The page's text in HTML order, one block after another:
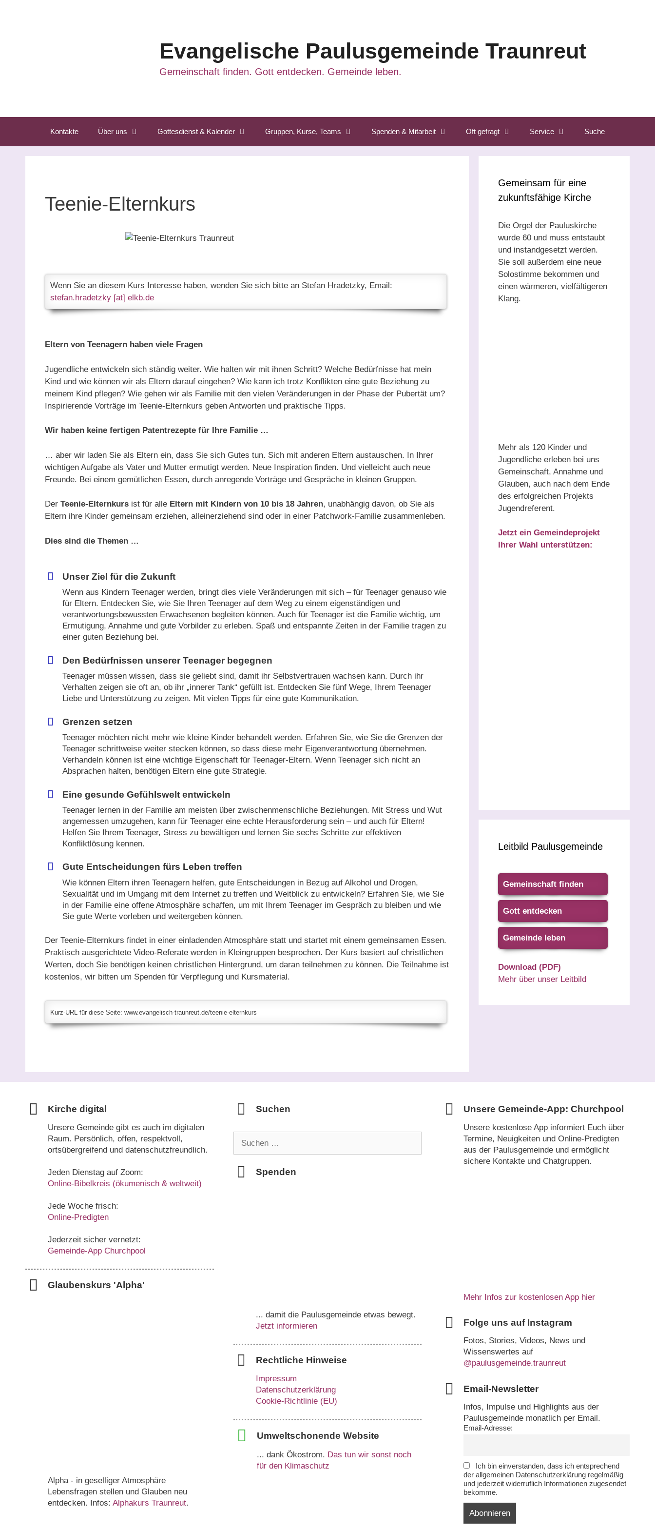
Evangelische Paulusgemeinde Traunreut
Gemeinschaft finden. Gott entdecken. Gemeinde leben.
Kontakte Über uns Gottesdienst & Kalender Gruppen, Kurse, Teams Spenden & Mitarbeit Oft gefragt Service Suche
Teenie-Elternkurs
Wenn Sie an diesem Kurs Interesse haben, wenden Sie sich bitte an Stefan Hradetzky, Email:
stefan.hradetzky [at] elkb.de
Eltern von Teenagern haben viele Fragen
Jugendliche entwickeln sich ständig weiter. Wie halten wir mit ihnen Schritt? Welche Bedürfnisse hat mein
Kind und wie können wir als Eltern darauf eingehen? Wie kann ich trotz Konflikten eine gute Beziehung zu
meinem Kind pflegen? Wie gehen wir als Familie mit den vielen Veränderungen in der Phase der Pubertät um?
Inspirierende Vorträge im Teenie-Elternkurs geben Antworten und praktische Tipps.
Wir haben keine fertigen Patentrezepte für Ihre Familie …
… aber wir laden Sie als Eltern ein, dass Sie sich Gutes tun. Sich mit anderen Eltern austauschen. In Ihrer
wichtigen Aufgabe als Vater und Mutter ermutigt werden. Neue Inspiration finden. Und vielleicht auch neue
Freunde. Bei einem gemütlichen Essen, durch anregende Vorträge und Gespräche in kleinen Gruppen.
Der Teenie-Elternkurs ist für alle Eltern mit Kindern von 10 bis 18 Jahren, unabhängig davon, ob Sie als
Eltern ihre Kinder gemeinsam erziehen, alleinerziehend sind oder in einer Patchwork-Familie zusammenleben.
Dies sind die Themen …
Unser Ziel für die Zukunft
Wenn aus Kindern Teenager werden, bringt dies viele Veränderungen mit sich – für Teenager genauso wie
für Eltern. Entdecken Sie, wie Sie Ihren Teenager auf dem Weg zu einem eigenständigen und
verantwortungsbewussten Erwachsenen begleiten können. Auch für Teenager ist die Familie wichtig, um
Ermutigung, Annahme und gute Vorbilder zu erleben. Spaß und entspannte Zeiten in der Familie tragen zu
einer guten Beziehung bei.
Den Bedürfnissen unserer Teenager begegnen
Teenager müssen wissen, dass sie geliebt sind, damit ihr Selbstvertrauen wachsen kann. Durch ihr
Verhalten zeigen sie oft an, ob ihr „innerer Tank“ gefüllt ist. Entdecken Sie fünf Wege, Ihrem Teenager
Liebe und Unterstützung zu zeigen. Mit vielen Tipps für eine gute Kommunikation.
Grenzen setzen
Teenager möchten nicht mehr wie kleine Kinder behandelt werden. Erfahren Sie, wie Sie die Grenzen der
Teenager schrittweise weiter stecken können, so dass diese mehr Eigenverantwortung übernehmen.
Verhandeln können ist eine wichtige Eigenschaft für Teenager-Eltern. Wenn Teenager sich nicht an
Absprachen halten, benötigen Eltern eine gute Strategie.
Eine gesunde Gefühlswelt entwickeln
Teenager lernen in der Familie am meisten über zwischenmenschliche Beziehungen. Mit Stress und Wut
angemessen umzugehen, kann für Teenager eine echte Herausforderung sein – und auch für Eltern!
Helfen Sie Ihrem Teenager, Stress zu bewältigen und lernen Sie sechs Schritte zur effektiven
Konfliktlösung kennen.
Gute Entscheidungen fürs Leben treffen
Wie können Eltern ihren Teenagern helfen, gute Entscheidungen in Bezug auf Alkohol und Drogen,
Sexualität und im Umgang mit dem Internet zu treffen und Weitblick zu entwickeln? Erfahren Sie, wie Sie
in der Familie eine offene Atmosphäre schaffen, um mit Ihrem Teenager im Gespräch zu bleiben und wie
Sie gute Werte vorleben und weitergeben können.
Der Teenie-Elternkurs findet in einer einladenden Atmosphäre statt und startet mit einem gemeinsamen Essen.
Praktisch ausgerichtete Video-Referate werden in Kleingruppen besprochen. Der Kurs basiert auf christlichen
Werten, doch Sie benötigen keinen christlichen Hintergrund, um daran teilnehmen zu können. Die Teilnahme ist
kostenlos, wir bitten um Spenden für Verpflegung und Kursmaterial.
Kurz-URL für diese Seite: www.evangelisch-traunreut.de/teenie-elternkurs
Gemeinsam für eine
zukunftsfähige Kirche
Die Orgel der Pauluskirche
wurde 60 und muss entstaubt
und instandgesetzt werden.
Sie soll außerdem eine neue
Solostimme bekommen und
einen wärmeren, vielfältigeren
Klang.
Mehr als 120 Kinder und
Jugendliche erleben bei uns
Gemeinschaft, Annahme und
Glauben, auch nach dem Ende
des erfolgreichen Projekts
Jugendreferent.
Jetzt ein Gemeindeprojekt
Ihrer Wahl unterstützen:
Leitbild Paulusgemeinde
Gemeinschaft finden
Gott entdecken
Gemeinde leben
Download (PDF)
Mehr über unser Leitbild
Kirche digital
Unsere Gemeinde gibt es auch im digitalen
Raum. Persönlich, offen, respektvoll,
ortsübergreifend und datenschutzfreundlich.
Jeden Dienstag auf Zoom:
Online-Bibelkreis (ökumenisch & weltweit)
Jede Woche frisch:
Online-Predigten
Jederzeit sicher vernetzt:
Gemeinde-App Churchpool
Glaubenskurs 'Alpha'
Alpha - in geselliger Atmosphäre
Lebensfragen stellen und Glauben neu
entdecken. Infos: Alphakurs Traunreut.
Suchen
Spenden
... damit die Paulusgemeinde etwas bewegt.
Jetzt informieren
Rechtliche Hinweise
Impressum
Datenschutzerklärung
Cookie-Richtlinie (EU)
Umweltschonende Website
... dank Ökostrom. Das tun wir sonst noch
für den Klimaschutz
Unsere Gemeinde-App: Churchpool
Unsere kostenlose App informiert Euch über
Termine, Neuigkeiten und Online-Predigten
aus der Paulusgemeinde und ermöglicht
sichere Kontakte und Chatgruppen.
Mehr Infos zur kostenlosen App hier
Folge uns auf Instagram
Fotos, Stories, Videos, News und
Wissenswertes auf
@paulusgemeinde.traunreut
Email-Newsletter
Infos, Impulse und Highlights aus der
Paulusgemeinde monatlich per Email.
Email-Adresse:
Ich bin einverstanden, dass ich entsprechend
der allgemeinen Datenschutzerklärung regelmäßig
und jederzeit widerruflich Informationen zugesendet
bekomme.